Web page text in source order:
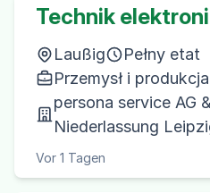
Technik
Laußig
Pełny etat
Przemysł i produkcja
persona service AG
Niederlassung
Vor 1 Tagen